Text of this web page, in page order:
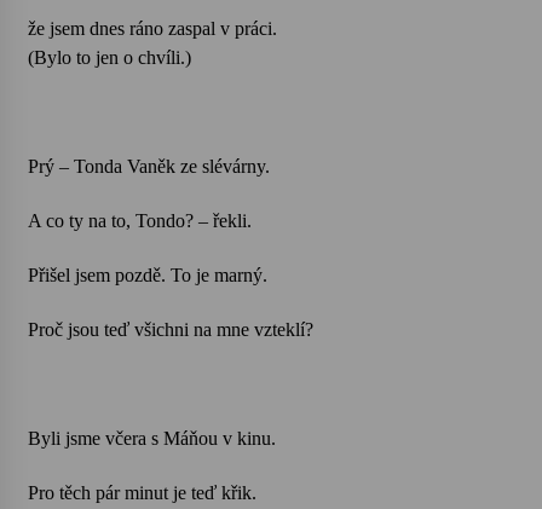
Letní koncerty ve Stromovce: Rufus Miller
Vysočinka
Ozvěny prázdnin
13. 7. 2026
Varhanní recitál Michala Novenka v Klášteře
že jsem dnes ráno zaspal v práci.
(Bylo to jen o chvíli.)
Prý – Tonda Vaněk ze slévárny.
A co ty na to, Tondo? – řekli.
Přišel jsem pozdě. To je marný.
Proč jsou teď všichni na mne vzteklí?
Byli jsme včera s Máňou v kinu.
Pro těch pár minut je teď křik.